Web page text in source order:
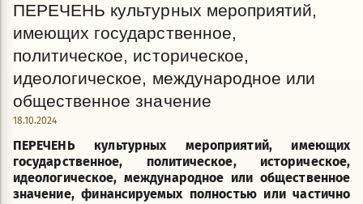
ПЕРЕЧЕНЬ культурных мероприятий,
имеющих государственное,
политическое, историческое,
идеологическое, международное или
общественное значение
18.10.2024
ПЕРЕЧЕНЬ культурных мероприятий, имеющих
государственное, политическое, историческое,
идеологическое, международное или общественное
значение, финансируемых полностью или частично